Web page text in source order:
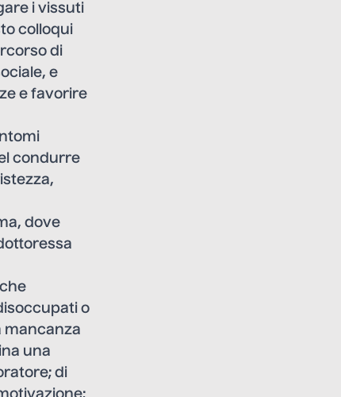
i vissuti
colloqui
di
e
e favorire
condurre
dove
o
mancanza
una
di